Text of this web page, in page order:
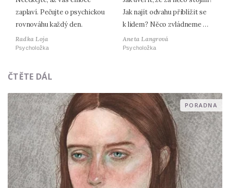
zaplaví. Pečujte o psychickou
rovnováhu každý den.
Radka Loja
Psycholožka
Jak najít odvahu přiblížit se
k lidem? Něco zvládneme …
Aneta Langrová
Psycholožka
ČTĚTE DÁL
PORADNA